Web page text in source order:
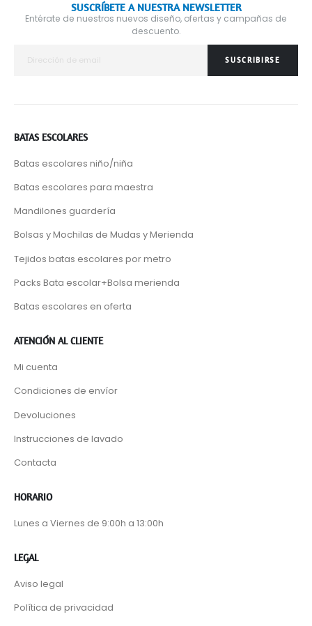
SUSCRÍBETE A NUESTRA NEWSLETTER
Entérate de nuestros nuevos diseño, ofertas y campañas de
descuento.
SUSCRIBIRSE
BATAS ESCOLARES
Batas escolares niño/niña
Batas escolares para maestra
Mandilones guardería
Bolsas y Mochilas de Mudas y Merienda
Tejidos batas escolares por metro
Packs Bata escolar+Bolsa merienda
Batas escolares en oferta
ATENCIÓN AL CLIENTE
Mi cuenta
Condiciones de envíor
Devoluciones
Instrucciones de lavado
Contacta
HORARIO
Lunes a Viernes de 9:00h a 13:00h
LEGAL
Aviso legal
Política de privacidad